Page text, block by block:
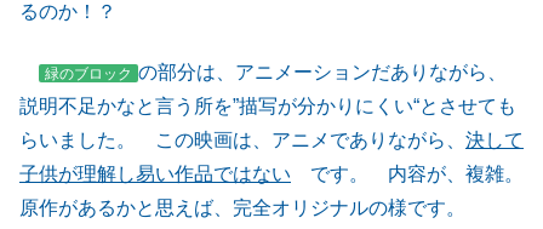
るのか！？
緑のブロック の部分は、アニメーションだありながら、
説明不足かなと言う所を”描写が分かりにくい“とさせても
らいました。 この映画は、アニメでありながら、 決して
子供が理解し易い作品ではない です。 内容が、複雑。
原作があるかと思えば、完全オリジナルの様です。